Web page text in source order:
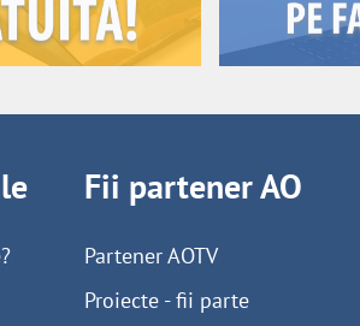
Fii partener AO
Partener AOTV
Proiecte - fii parte